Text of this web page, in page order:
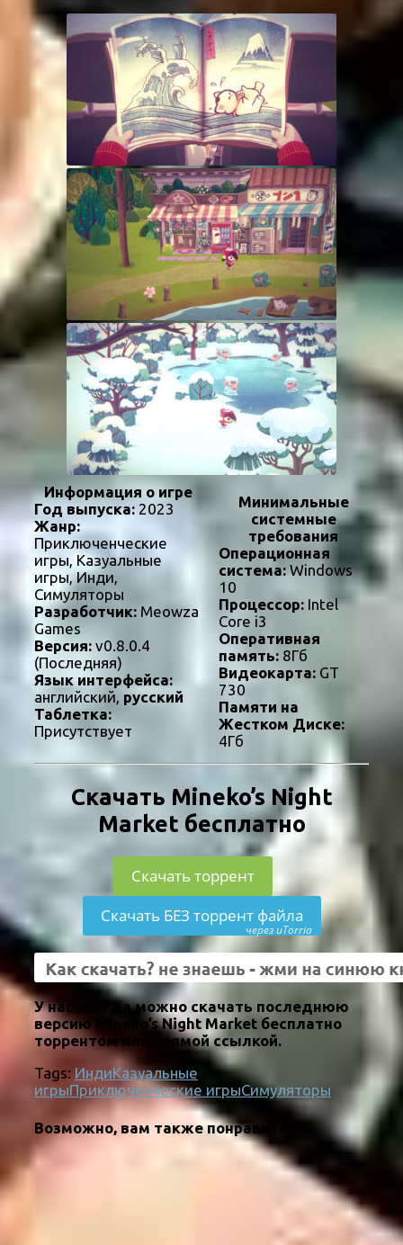
Информация о игре
Год выпуска: 2023
Жанр:
Приключенческие
игры, Казуальные
игры, Инди,
Симуляторы
Разработчик: Meowza
Games
Версия: v0.8.0.4
(Последняя)
Язык интерфейса:
английский, русский
Таблетка:
Присутствует
Минимальные
системные
требования
Операционная
система:Windows
10
Процессор:Intel
Core i3
Оперативная
память:8Гб
Видеокарта:GT
730
Памяти на
Жестком Диске:
4Гб
Скачать Mineko’s Night
Market бесплатно
Скачать торрент
Скачать БЕЗ торрент файла
через uTorria
У нас всегда можно скачать последнюю
версию Mineko’s Night Market бесплатно
торрентом или прямой ссылкой.
Tags: ИндиКазуальные
игрыПриключенческие игрыСимуляторы
Возможно, вам также понравится: